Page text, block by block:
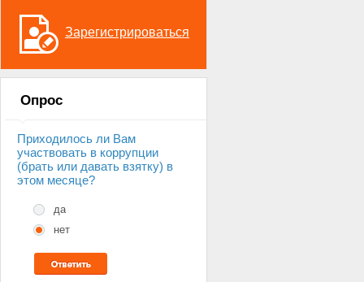
Зарегистрироваться
Опрос
Приходилось ли Вам
участвовать в коррупции
(брать или давать взятку) в
этом месяце?
да
нет